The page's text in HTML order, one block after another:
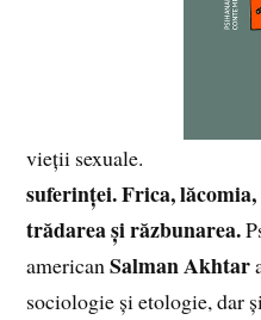
vieții sexuale.
suferinței. Frica,
trădarea și răzbunarea.
american Salman Akhtar
sociologie și etologie, dar